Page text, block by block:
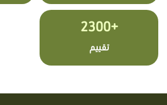
+2300
تقييم